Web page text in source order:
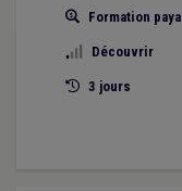
Formation
Découvrir
3 jours